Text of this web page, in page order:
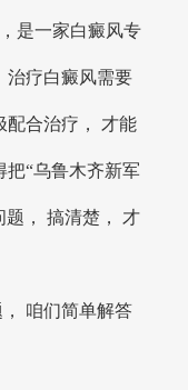
是一家白癜风专
治疗白癜风需要
配合治疗， 才能
把“乌鲁木齐新军
题， 搞清楚， 才
咱们简单解答